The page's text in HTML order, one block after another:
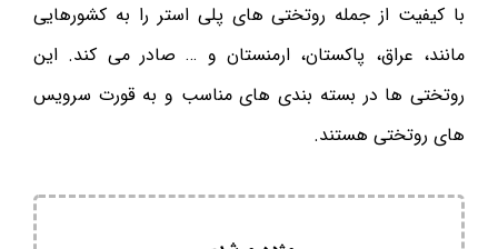
با کیفیت از جمله روتختی های پلی استر را به کشورهایی
مانند، عراق، پاکستان، ارمنستان و … صادر می کند. این
روتختی ها در بسته بندی های مناسب و به قورت سرویس
های روتختی هستند.